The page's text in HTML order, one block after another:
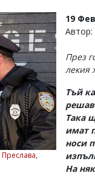
Преслава,
19
Автор:
През
лекия
Тъй
Така
имат
носи
На